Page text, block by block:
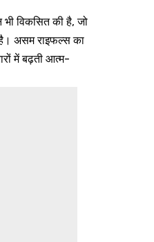
विकसित की है, जो
असम राइफल्स का
में बढ़ती आत्म-